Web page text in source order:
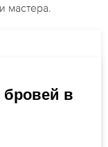
мастера.
бровей в